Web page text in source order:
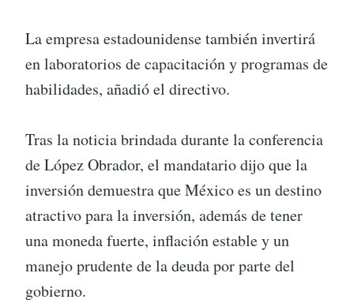
La empresa estadounidense también invertirá
en laboratorios de capacitación y programas de
habilidades, añadió el directivo.
Tras la noticia brindada durante la conferencia
de López Obrador, el mandatario dijo que la
inversión demuestra que México es un destino
atractivo para la inversión, además de tener
una moneda fuerte, inflación estable y un
manejo prudente de la deuda por parte del
gobierno.